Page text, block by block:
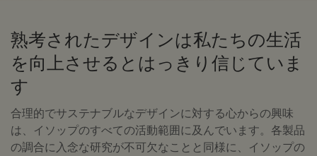
熟考されたデザインは私たちの生活
を向上させるとはっきり信じていま
す
合理的でサステナブルなデザインに対する心からの興味
は、イソップのすべての活動範囲に及んでいます。各製品
の調合に入念な研究が不可欠なことと同様に、イソップの